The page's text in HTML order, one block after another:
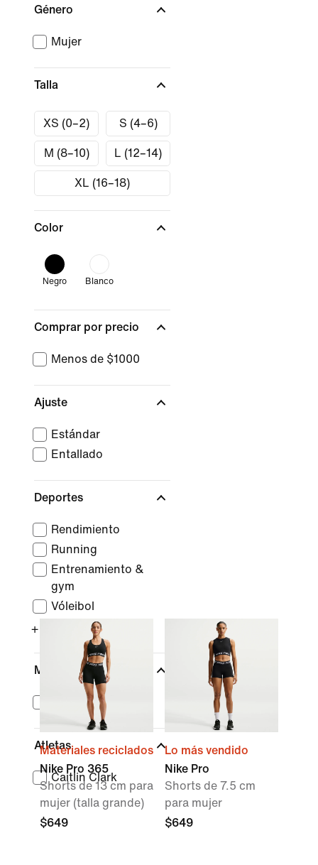
Género
Mujer
Talla
XS (0–2) S (4–6)
M (8–10) L (12–14)
XL (16–18)
Color
Negro Blanco
Comprar por precio
Menos de $1000
Ajuste
Estándar
Entallado
Deportes
Rendimiento
Running
Entrenamiento &
gym
Vóleibol
+ Más
Marca
Nike Pro
Atletas
Caitlin Clark
Materiales reciclados
Nike Pro 365
Shorts de 13 cm para
mujer (talla grande)
$649
Lo más vendido
Nike Pro
Shorts de 7.5 cm
para mujer
$649